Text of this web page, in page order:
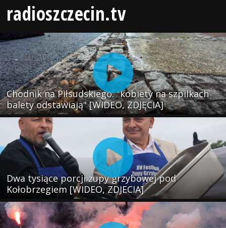
radioszczecin.tv
Chodnik na Piłsudskiego: "kobiety na szpilkach
balety odstawiają" [WIDEO, ZDJĘCIA]
Dwa tysiące porcji zupy grzybowej pod
Kołobrzegiem [WIDEO, ZDJECIA]